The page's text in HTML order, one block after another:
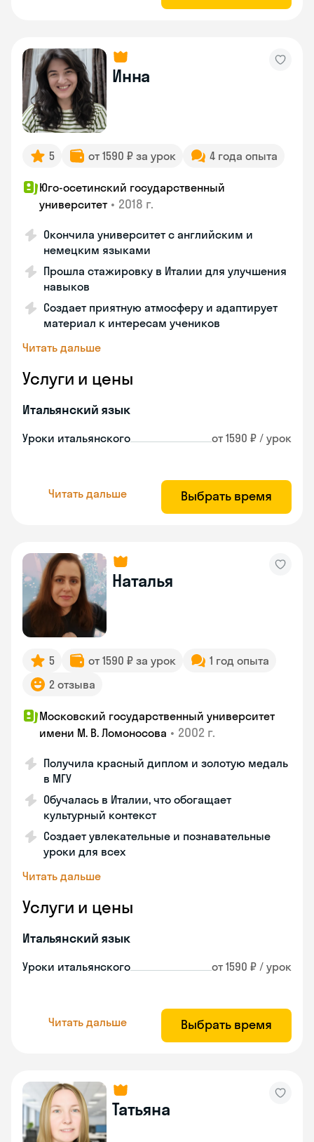
Инна
5 от 1590 ₽ за урок 4 года опыта
Юго-осетинский государственный
университет • 2018 г.
Окончила университет с английским и
немецким языками
Прошла стажировку в Италии для улучшения
навыков
Создает приятную атмосферу и адаптирует
материал к интересам учеников
Читать дальше
Услуги и цены
Итальянский язык
Уроки итальянского от 1590 ₽ / урок
Читать дальше Выбрать время
Наталья
5 от 1590 ₽ за урок
1 год опыта
2 отзыва
Московский государственный университет
имени М. В. Ломоносова • 2002 г.
Получила красный диплом и золотую медаль
в МГУ
Обучалась в Италии, что обогащает
культурный контекст
Создает увлекательные и познавательные
уроки для всех
Читать дальше
Услуги и цены
Итальянский язык
Уроки итальянского от 1590 ₽ / урок
Читать дальше Выбрать время
Татьяна